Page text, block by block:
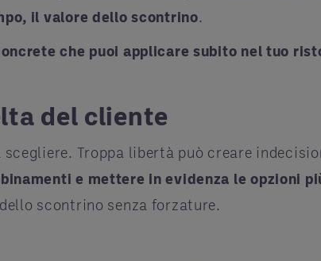
il valore dello scontrino.
che puoi applicare subito nel tuo
del cliente
scegliere. Troppa libertà può creare
e mettere in evidenza le opzioni
scontrino senza forzature.